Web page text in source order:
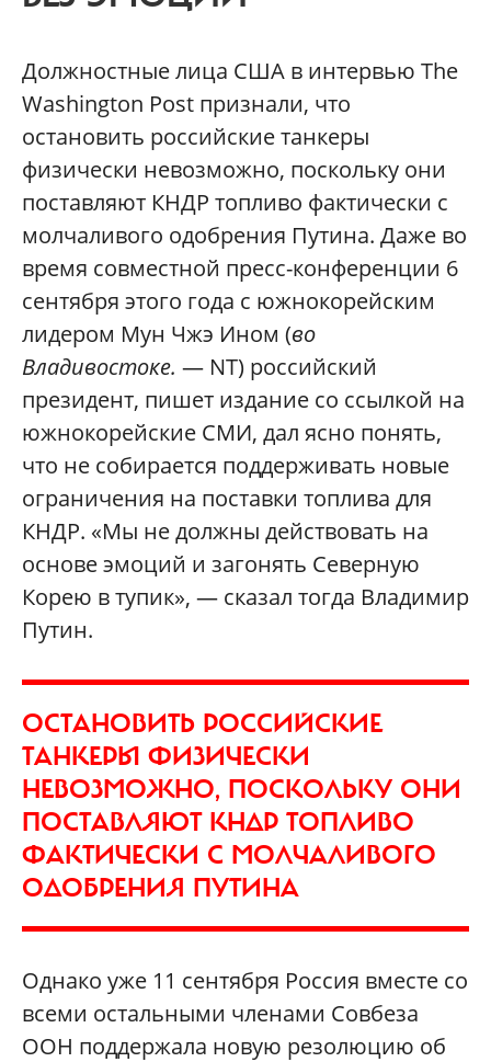
Должностные лица США в интервью The
Washington Post признали, что
остановить российские танкеры
физически невозможно, поскольку они
поставляют КНДР топливо фактически с
молчаливого одобрения Путина. Даже во
время совместной пресс-конференции 6
сентября этого года с южнокорейским
лидером Мун Чжэ Ином (во
Владивостоке. — NT) российский
президент, пишет издание со ссылкой на
южнокорейские СМИ, дал ясно понять,
что не собирается поддерживать новые
ограничения на поставки топлива для
КНДР. «Мы не должны действовать на
основе эмоций и загонять Северную
Корею в тупик», — сказал тогда Владимир
Путин.
ОСТАНОВИТЬ РОССИЙСКИЕ
ТАНКЕРЫ ФИЗИЧЕСКИ
НЕВОЗМОЖНО, ПОСКОЛЬКУ ОНИ
ПОСТАВЛЯЮТ КНДР ТОПЛИВО
ФАКТИЧЕСКИ С МОЛЧАЛИВОГО
ОДОБРЕНИЯ ПУТИНА
Однако уже 11 сентября Россия вместе со
всеми остальными членами Совбеза
ООН поддержала новую резолюцию об